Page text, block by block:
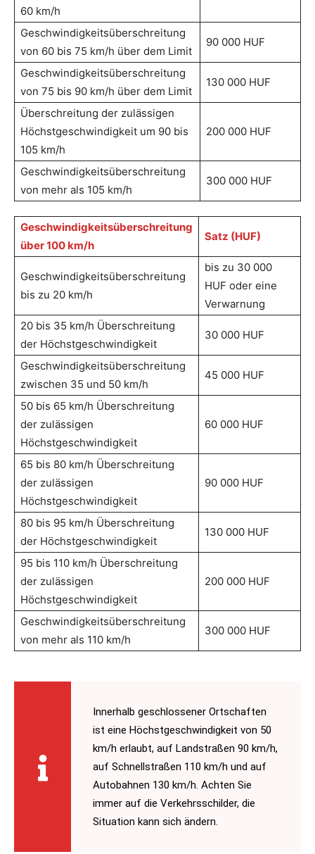
60 km/h
Geschwindigkeitsüberschreitung
von 60 bis 75 km/h über dem Limit
90 000 HUF
Geschwindigkeitsüberschreitung
von 75 bis 90 km/h über dem Limit
130 000 HUF
Überschreitung der zulässigen
Höchstgeschwindigkeit um 90 bis
105 km/h
200 000 HUF
Geschwindigkeitsüberschreitung
von mehr als 105 km/h
300 000 HUF
Geschwindigkeitsüberschreitung
über 100 km/h
Satz (HUF)
Geschwindigkeitsüberschreitung
bis zu 20 km/h
bis zu 30 000
HUF oder eine
Verwarnung
20 bis 35 km/h Überschreitung
der Höchstgeschwindigkeit
30 000 HUF
Geschwindigkeitsüberschreitung
zwischen 35 und 50 km/h
45 000 HUF
50 bis 65 km/h Überschreitung
der zulässigen
Höchstgeschwindigkeit
60 000 HUF
65 bis 80 km/h Überschreitung
der zulässigen
Höchstgeschwindigkeit
90 000 HUF
80 bis 95 km/h Überschreitung
der Höchstgeschwindigkeit
130 000 HUF
95 bis 110 km/h Überschreitung
der zulässigen
Höchstgeschwindigkeit
200 000 HUF
Geschwindigkeitsüberschreitung
von mehr als 110 km/h
300 000 HUF
Innerhalb geschlossener Ortschaften
ist eine Höchstgeschwindigkeit von 50
km/h erlaubt, auf Landstraßen 90 km/h,
auf Schnellstraßen 110 km/h und auf
Autobahnen 130 km/h. Achten Sie
immer auf die Verkehrsschilder, die
Situation kann sich ändern.